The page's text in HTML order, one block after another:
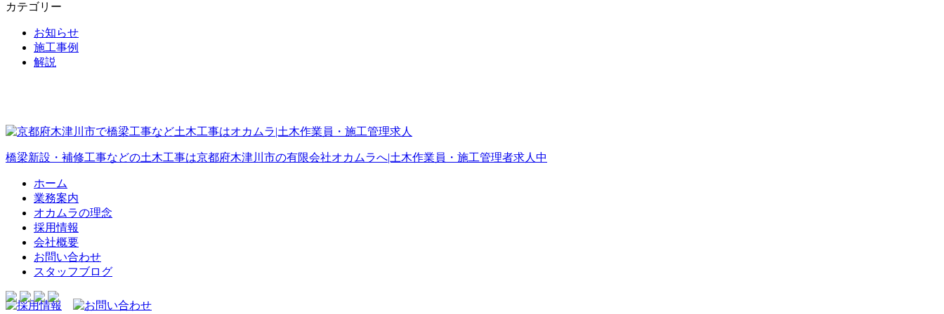
カテゴリー
お知らせ
施工事例
解説
橋梁新設・補修工事などの土木工事は京都府木津川市の有限会社オカムラへ|土木作業員・施工管理者求人中
ホーム
業務案内
オカムラの理念
採用情報
会社概要
お問い合わせ
スタッフブログ